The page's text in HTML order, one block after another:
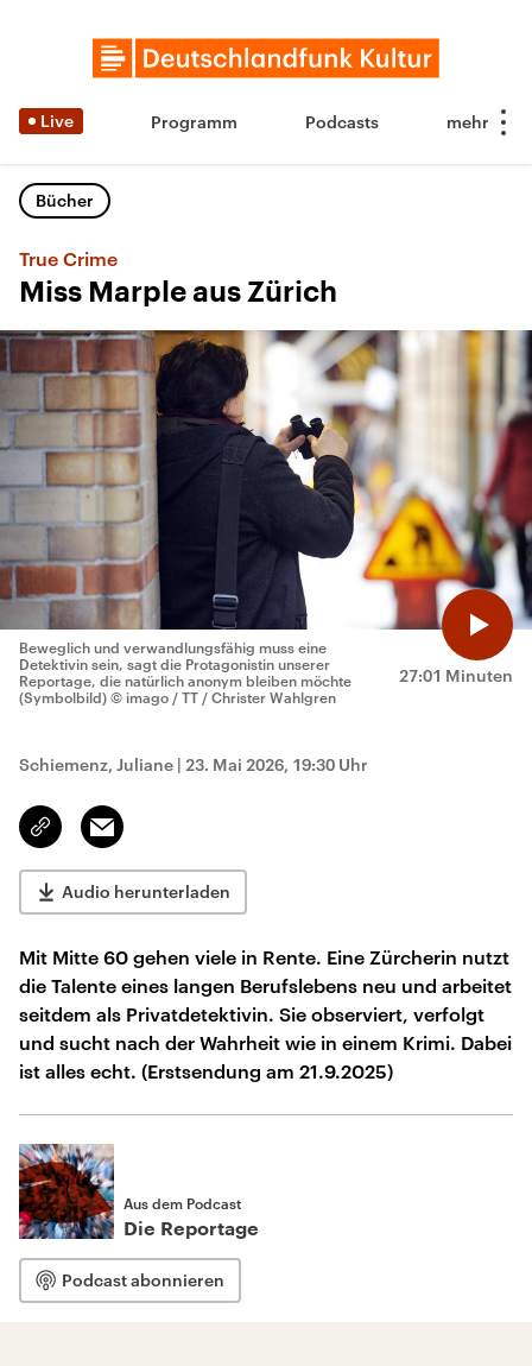
Live Programm Podcasts
Bücher
True Crime
Miss Marple aus Zürich
27:01 Minuten
Beweglich und verwandlungsfähig muss eine
Detektivin sein, sagt die Protagonistin unserer
Reportage, die natürlich anonym bleiben möchte
(Symbolbild) © imago / TT / Christer Wahlgren
Schiemenz, Juliane | 23. Mai 2026, 19:30 Uhr
Link
kopieren/teilen
Email
Audio herunterladen
Mit Mitte 60 gehen viele in Rente. Eine Zürcherin nutzt
die Talente eines langen Berufslebens neu und arbeitet
seitdem als Privatdetektivin. Sie observiert, verfolgt
und sucht nach der Wahrheit wie in einem Krimi. Dabei
ist alles echt. (Erstsendung am 21.9.2025)
Aus dem Podcast
Die Reportage
Podcast abonnieren